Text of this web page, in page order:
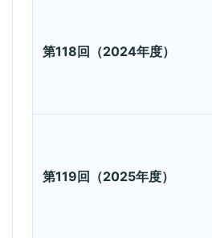
第118回（2024年度）
第119回（2025年度）